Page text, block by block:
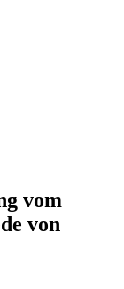
vom
von